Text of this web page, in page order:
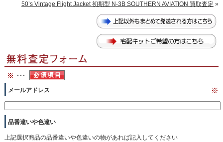
50’s Vintage Flight Jacket 初期型 N-3B SOUTHERN AVIATION 買取査定 »
メールアドレス ※
品番違いや色違い
上記選択商品の品番違いや色違いの物があれば記入してください